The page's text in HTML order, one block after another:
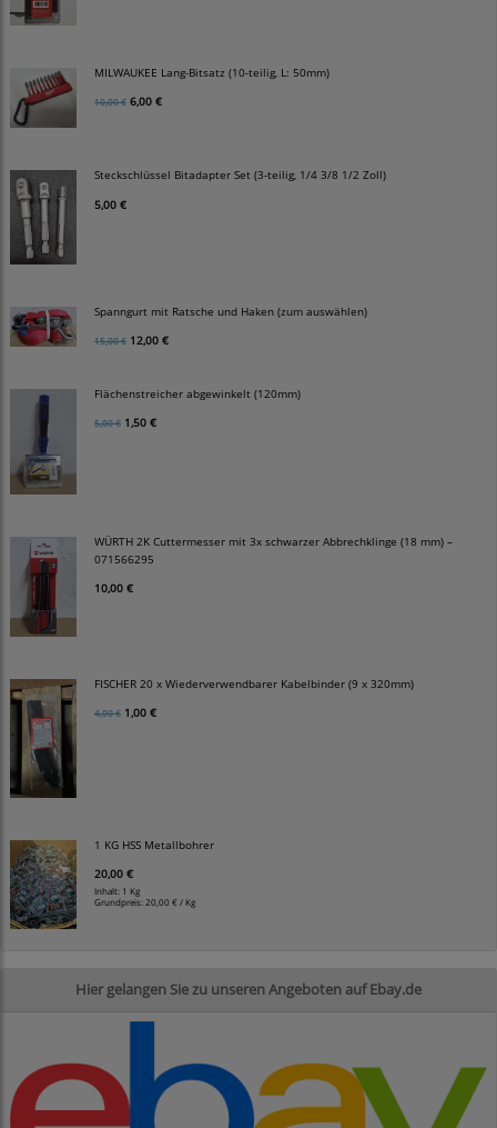
MILWAUKEE Lang-Bitsatz (10-teilig, L: 50mm)
10,00 € 6,00 €
Steckschlüssel Bitadapter Set (3-teilig, 1/4 3/8 1/2 Zoll)
5,00 €
Spanngurt mit Ratsche und Haken (zum auswählen)
15,00 € 12,00 €
Flächenstreicher abgewinkelt (120mm)
5,00 € 1,50 €
WÜRTH 2K Cuttermesser mit 3x schwarzer Abbrechklinge (18 mm) –
071566295
10,00 €
FISCHER 20 x Wiederverwendbarer Kabelbinder (9 x 320mm)
4,00 € 1,00 €
1 KG HSS Metallbohrer
20,00 €
Inhalt: 1 Kg
Grundpreis:20,00 € / Kg
Hier gelangen Sie zu unseren Angeboten auf Ebay.de